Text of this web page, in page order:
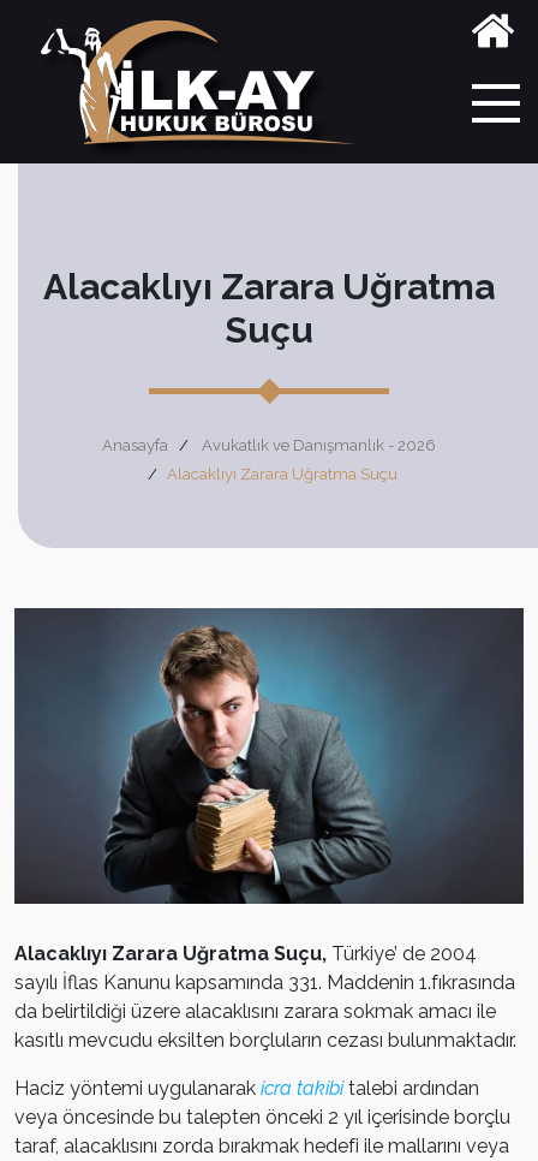
Alacaklıyı Zarara Uğratma
Suçu
Anasayfa
Avukatlık ve Danışmanlık - 2026
Alacaklıyı Zarara Uğratma Suçu
Alacaklıyı Zarara Uğratma Suçu, Türkiye’ de 2004
sayılı İflas Kanunu kapsamında 331. Maddenin 1.fıkrasında
da belirtildiği üzere alacaklısını zarara sokmak amacı ile
kasıtlı mevcudu eksilten borçluların cezası bulunmaktadır.
Haciz yöntemi uygulanarak icra takibi talebi ardından
veya öncesinde bu talepten önceki 2 yıl içerisinde borçlu
taraf, alacaklısını zorda bırakmak hedefi ile mallarını veya